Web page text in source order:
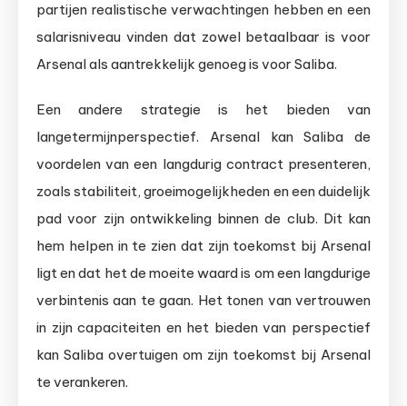
partijen realistische verwachtingen hebben en een
salarisniveau vinden dat zowel betaalbaar is voor
Arsenal als aantrekkelijk genoeg is voor Saliba.
Een andere strategie is het bieden van
langetermijnperspectief. Arsenal kan Saliba de
voordelen van een langdurig contract presenteren,
zoals stabiliteit, groeimogelijkheden en een duidelijk
pad voor zijn ontwikkeling binnen de club. Dit kan
hem helpen in te zien dat zijn toekomst bij Arsenal
ligt en dat het de moeite waard is om een langdurige
verbintenis aan te gaan. Het tonen van vertrouwen
in zijn capaciteiten en het bieden van perspectief
kan Saliba overtuigen om zijn toekomst bij Arsenal
te verankeren.